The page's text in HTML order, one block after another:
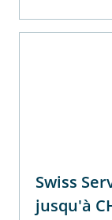
Swiss
jusqu'à